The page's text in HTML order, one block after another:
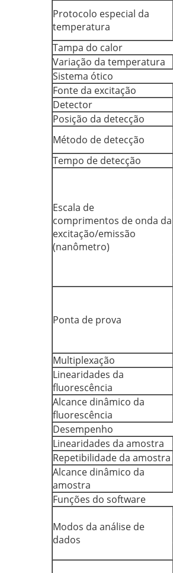
Protocolo especial da
temperatura
Tampa do calor
Variação da temperatura
Sistema ótico
Fonte da excitação
Detector
Posição da detecção
Método de detecção
Tempo de detecção
Escala de
comprimentos de onda da
excitação/emissão
(nanômetro)
Ponta de prova
Multiplexação
Linearidades da
fluorescência
Alcance dinâmico da
fluorescência
Desempenho
Linearidades da amostra
Repetibilidade da amostra
Alcance dinâmico da
amostra
Funções do software
Modos da análise de
dados